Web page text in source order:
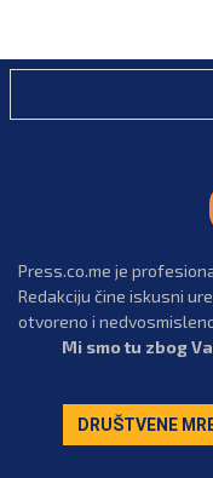
Press.co.me je
Redakciju čine iskusni
otvoreno i
Mi smo tu zbog
DRUŠTVENE